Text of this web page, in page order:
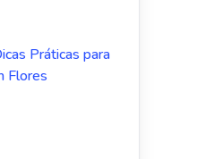
Práticas para
Flores